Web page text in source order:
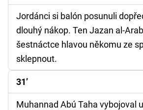
Jordánci si balón posunuli
dlouhý nákop. Ten Jazan al-
šestnáctce hlavou někomu ze
sklepnout.
31’
Muhannad Abú Taha vybojoval